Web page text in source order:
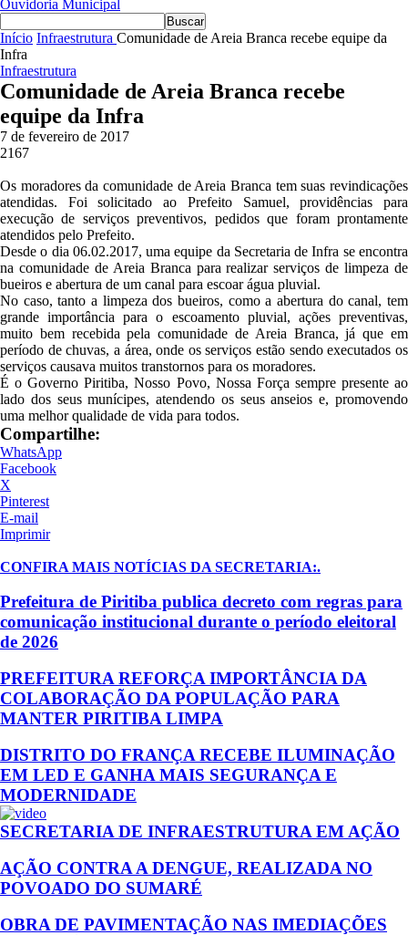
Ouvidoria Municipal
Início Infraestrutura Comunidade de Areia Branca recebe equipe da
Infra
Infraestrutura
Comunidade de Areia Branca recebe
equipe da Infra
7 de fevereiro de 2017
2167
Os moradores da comunidade de Areia Branca tem suas revindicações
atendidas. Foi solicitado ao Prefeito Samuel, providências para
execução de serviços preventivos, pedidos que foram prontamente
atendidos pelo Prefeito.
Desde o dia 06.02.2017, uma equipe da Secretaria de Infra se encontra
na comunidade de Areia Branca para realizar serviços de limpeza de
bueiros e abertura de um canal para escoar água pluvial.
No caso, tanto a limpeza dos bueiros, como a abertura do canal, tem
grande importância para o escoamento pluvial, ações preventivas,
muito bem recebida pela comunidade de Areia Branca, já que em
período de chuvas, a área, onde os serviços estão sendo executados os
serviços causava muitos transtornos para os moradores.
É o Governo Piritiba, Nosso Povo, Nossa Força sempre presente ao
lado dos seus munícipes, atendendo os seus anseios e, promovendo
uma melhor qualidade de vida para todos.
Compartilhe:
WhatsApp
Facebook
X
Pinterest
E-mail
Imprimir
CONFIRA MAIS NOTÍCIAS DA SECRETARIA:.
Prefeitura de Piritiba publica decreto com regras para
comunicação institucional durante o período eleitoral
de 2026
PREFEITURA REFORÇA IMPORTÂNCIA DA
COLABORAÇÃO DA POPULAÇÃO PARA
MANTER PIRITIBA LIMPA
DISTRITO DO FRANÇA RECEBE ILUMINAÇÃO
EM LED E GANHA MAIS SEGURANÇA E
MODERNIDADE
SECRETARIA DE INFRAESTRUTURA EM AÇÃO
AÇÃO CONTRA A DENGUE, REALIZADA NO
POVOADO DO SUMARÉ
OBRA DE PAVIMENTAÇÃO NAS IMEDIAÇÕES